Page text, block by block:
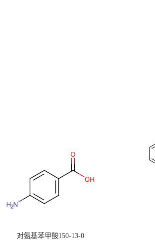
对氨基苯甲酸150-13-0